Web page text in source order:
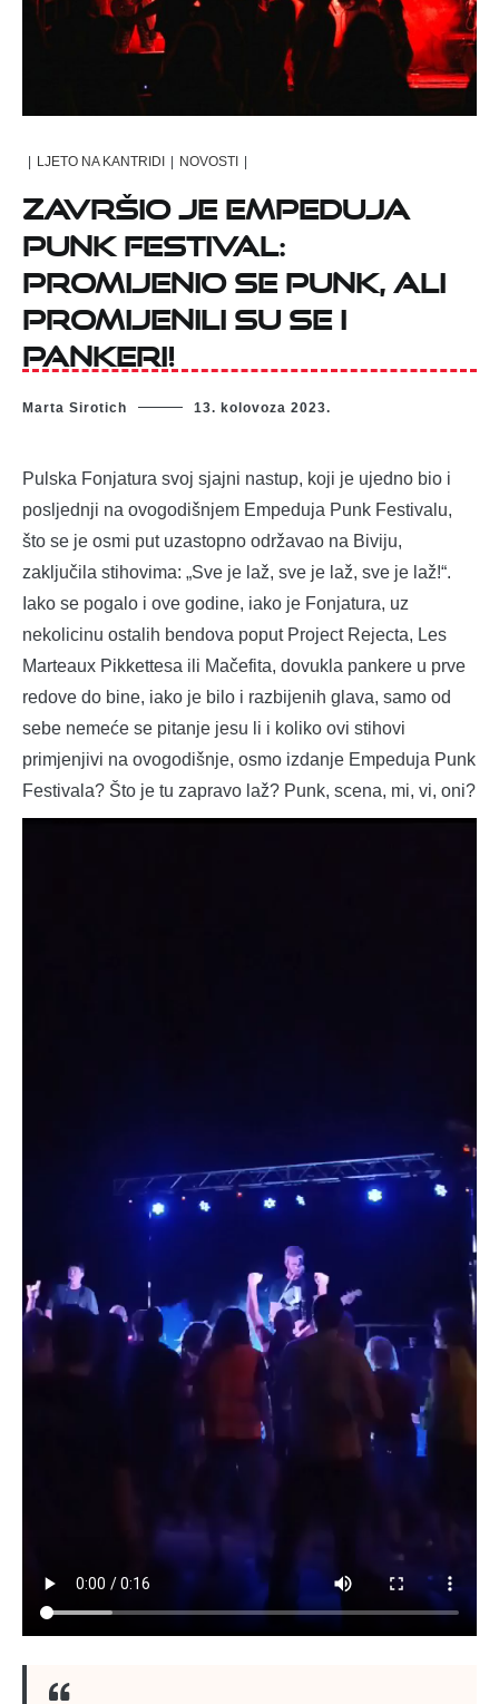
| LJETO NA KANTRIDI | NOVOSTI |
Završio je Empeduja
Punk Festival:
Promijenio se punk, ali
promijenili su se i
pankeri!
Marta Sirotich 13. kolovoza 2023.
Pulska Fonjatura svoj sjajni nastup, koji je ujedno bio i
posljednji na ovogodišnjem Empeduja Punk Festivalu,
što se je osmi put uzastopno održavao na Biviju,
zaključila stihovima: „Sve je laž, sve je laž, sve je laž!“.
Iako se pogalo i ove godine, iako je Fonjatura, uz
nekolicinu ostalih bendova poput Project Rejecta, Les
Marteaux Pikkettesa ili Mačefita, dovukla pankere u prve
redove do bine, iako je bilo i razbijenih glava, samo od
sebe nemeće se pitanje jesu li i koliko ovi stihovi
primjenjivi na ovogodišnje, osmo izdanje Empeduja Punk
Festivala? Što je tu zapravo laž? Punk, scena, mi, vi, oni?